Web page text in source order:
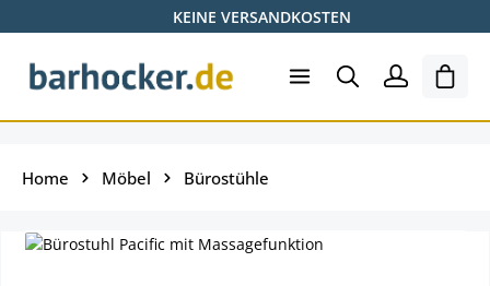
Zum Hauptinhalt springenKEINE VERSANDKOSTEN
Home Möbel Bürostühle